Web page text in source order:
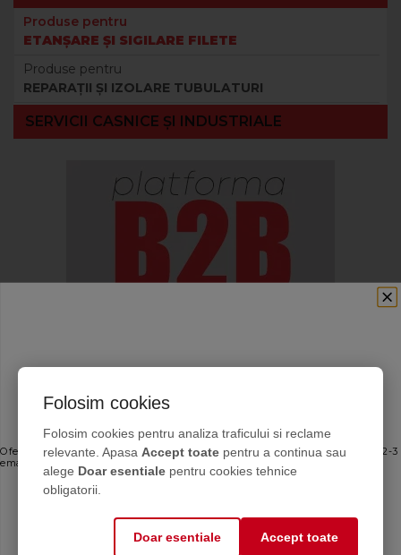
Produse pentru
ETANȘARE ȘI SIGILARE FILETE
Produse pentru
REPARAȚII ȘI IZOLARE TUBULATURI
SERVICII CASNICE ȘI INDUSTRIALE
Folosim cookies
Folosim cookies pentru analiza traficului si reclame
relevante. Apasa Accept toate pentru a continua sau
alege Doar esentiale pentru cookies tehnice
obligatorii.
Doar esentiale Accept toate
Ofertele bune, direct în inbox
Oferte personalizate și sfaturi de întreținere direct de la producător. Maximum 2-3
emailuri pe lună — fără spam.
Mă abonez